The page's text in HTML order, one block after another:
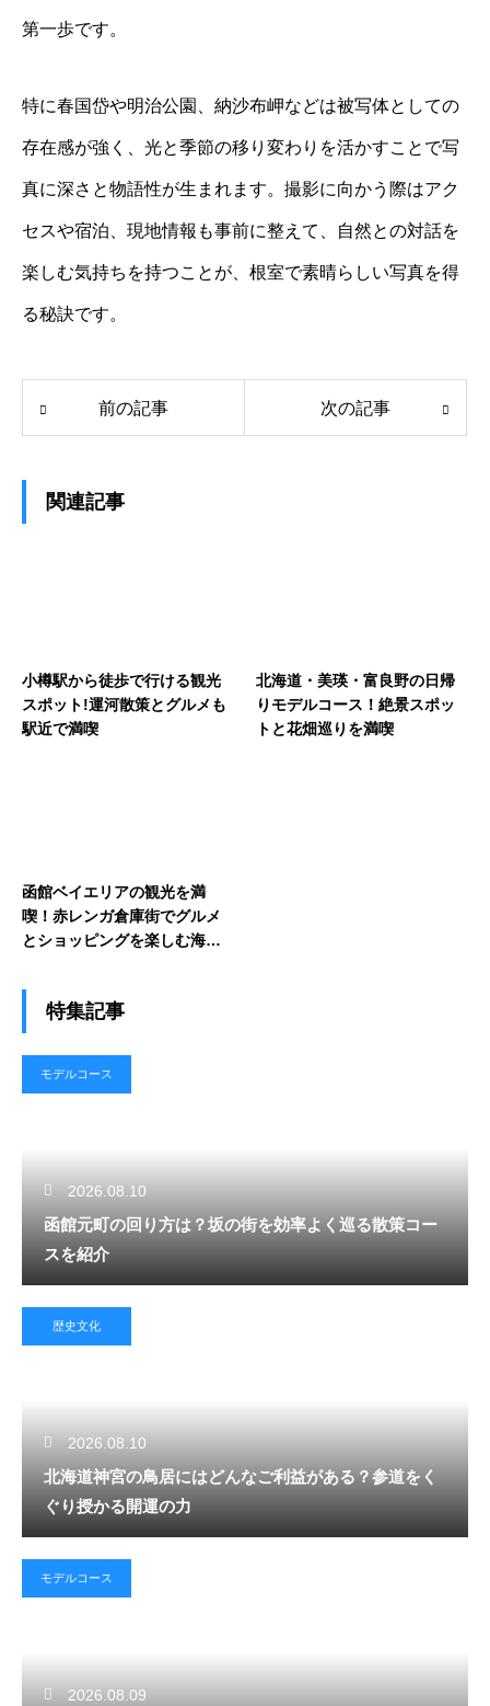
第一歩です。
特に春国岱や明治公園、納沙布岬などは被写体としての
存在感が強く、光と季節の移り変わりを活かすことで写
真に深さと物語性が生まれます。撮影に向かう際はアク
セスや宿泊、現地情報も事前に整えて、自然との対話を
楽しむ気持ちを持つことが、根室で素晴らしい写真を得
る秘訣です。
前の記事 次の記事
関連記事
小樽駅から徒歩で行ける観光
スポット!運河散策とグルメも
駅近で満喫
北海道・美瑛・富良野の日帰
りモデルコース！絶景スポッ
トと花畑巡りを満喫
函館ベイエリアの観光を満
喫！赤レンガ倉庫街でグルメ
とショッピングを楽しむ海辺
特集記事
モデルコース
2026.08.10
函館元町の回り方は？坂の街を効率よく巡る散策コー
スを紹介
歴史文化
2026.08.10
北海道神宮の鳥居にはどんなご利益がある？参道をく
ぐり授かる開運の力
モデルコース
2026.08.09